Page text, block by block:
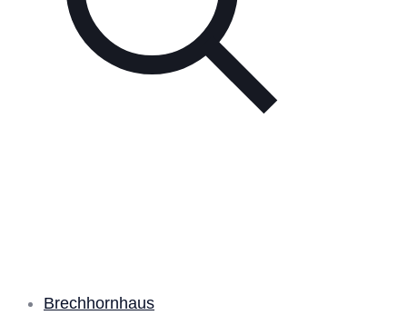
Brechhornhaus